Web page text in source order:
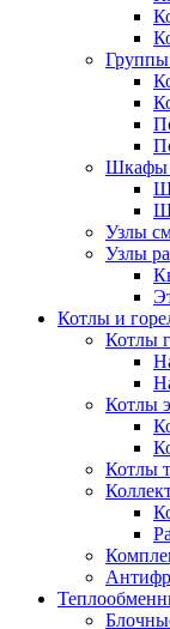
Группы
Шкафы
Узлы
Узлы
Котлы и
Котлы
Котлы
Котлы